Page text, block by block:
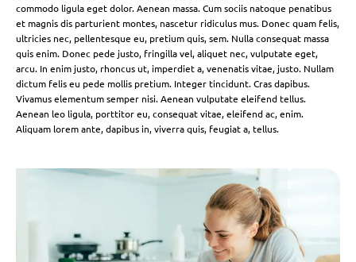
commodo ligula eget dolor. Aenean massa. Cum sociis natoque penatibus
et magnis dis parturient montes, nascetur ridiculus mus. Donec quam felis,
ultricies nec, pellentesque eu, pretium quis, sem. Nulla consequat massa
quis enim. Donec pede justo, fringilla vel, aliquet nec, vulputate eget,
arcu. In enim justo, rhoncus ut, imperdiet a, venenatis vitae, justo. Nullam
dictum felis eu pede mollis pretium. Integer tincidunt. Cras dapibus.
Vivamus elementum semper nisi. Aenean vulputate eleifend tellus.
Aenean leo ligula, porttitor eu, consequat vitae, eleifend ac, enim.
Aliquam lorem ante, dapibus in, viverra quis, feugiat a, tellus.